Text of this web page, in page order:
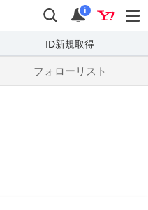
検索
通知
i
ID新規取得
フォローリスト